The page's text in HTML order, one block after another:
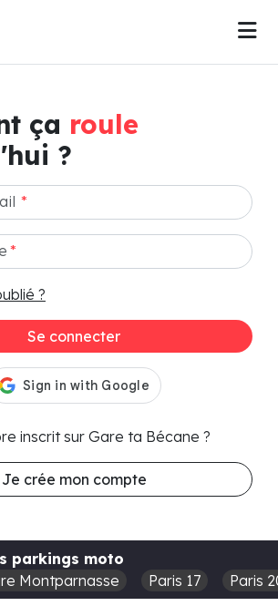
ça roule
?
*
*
?
Se connecter
inscrit sur Gare ta Bécane ?
Je crée mon compte
parkings moto
Montparnasse Paris 17 Paris